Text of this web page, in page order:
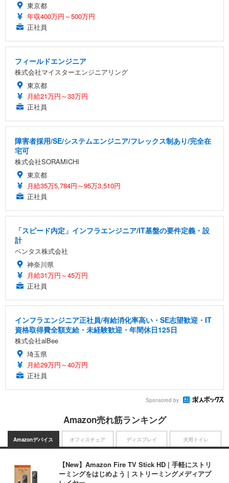
東京都
年収400万円～500万円
正社員
フィールドエンジニア
株式会社マイスターエンジニアリング
東京都
月給21万円～33万円
正社員
障害者採用/SE/システムエンジニア/フレックス制あり/完全在
宅可
株式会社SORAMICHI
東京都
月給35万5,784円～95万3,510円
正社員
「スピード内定」インフラエンジニア/IT基盤の要件定義・設
計
ベンタス株式会社
神奈川県
月給31万円～45万円
正社員
インフラエンジニア正社員/有給消化率高い・SE志望歓迎・IT
資格取得費全額支給・未経験歓迎・年間休日125日
株式会社alBee
埼玉県
月給29万円～40万円
正社員
Sponsored by
Amazon売れ筋ランキング
Amazonデバイス
【New】Amazon Fire TV Stick HD | 手軽にストリ
ーミングをはじめよう | ストリーミングメディアプ
オフィスチェア ディスプレイ 犬用トイレ